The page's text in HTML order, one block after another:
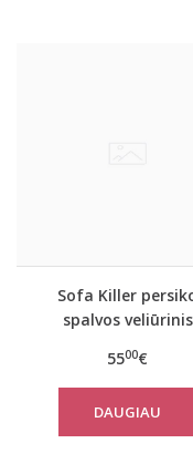
Sofa Killer
spalvos veliūrinis
5500€
DAUGIAU